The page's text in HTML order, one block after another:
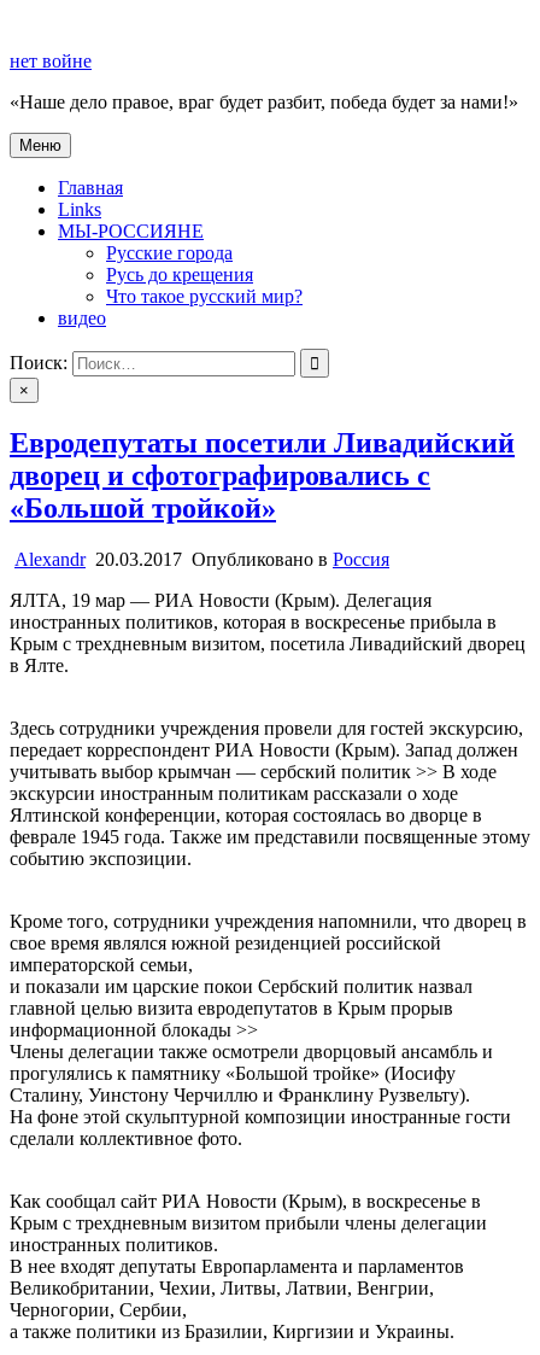
содержимому
нет войне
«Наше дело правое, враг будет разбит, победа будет за нами!»
нет войне
«Наше дело правое, враг будет разбит, победа будет за нами!»
Меню
Главная
Links
МЫ-РОССИЯНЕ
Русские города
Русь до крещения
Что такое русский мир?
видео
Поиск:
×
Евродепутаты посетили Ливадийский
дворец и сфотографировались с
«Большой тройкой»
Alexandr 20.03.2017 Опубликовано в Россия
ЯЛТА, 19 мар — РИА Новости (Крым). Делегация
иностранных политиков, которая в воскресенье прибыла в
Крым с трехдневным визитом, посетила Ливадийский дворец
в Ялте.
Здесь сотрудники учреждения провели для гостей экскурсию,
передает корреспондент РИА Новости (Крым). Запад должен
учитывать выбор крымчан — сербский политик >> В ходе
экскурсии иностранным политикам рассказали о ходе
Ялтинской конференции, которая состоялась во дворце в
феврале 1945 года. Также им представили посвященные этому
событию экспозиции.
Кроме того, сотрудники учреждения напомнили, что дворец в
свое время являлся южной резиденцией российской
императорской семьи,
и показали им царские покои Сербский политик назвал
главной целью визита евродепутатов в Крым прорыв
информационной блокады >>
Члены делегации также осмотрели дворцовый ансамбль и
прогулялись к памятнику «Большой тройке» (Иосифу
Сталину, Уинстону Черчиллю и Франклину Рузвельту).
На фоне этой скульптурной композиции иностранные гости
сделали коллективное фото.
Как сообщал сайт РИА Новости (Крым), в воскресенье в
Крым с трехдневным визитом прибыли члены делегации
иностранных политиков.
В нее входят депутаты Европарламента и парламентов
Великобритании, Чехии, Литвы, Латвии, Венгрии,
Черногории, Сербии,
а также политики из Бразилии, Киргизии и Украины.